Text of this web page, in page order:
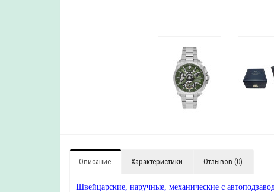
Описание Характеристики Отзывов (0)
Швейцарские, наручные, механические с